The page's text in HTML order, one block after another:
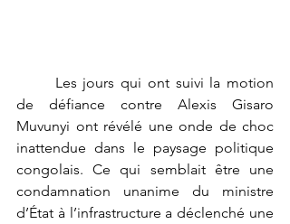
de défiance contre Alexis Gisaro
Muvunyi ont révélé une onde de choc
inattendue dans le paysage politique
congolais. Ce qui semblait être une
condamnation unanime du ministre
d’État à l’infrastructure a déclenché une